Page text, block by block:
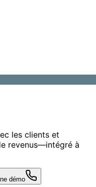
les clients et
revenus—intégré à
démo